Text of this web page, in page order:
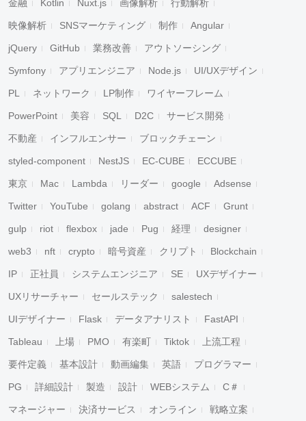
金融 Kotlin Nuxt.js 画像解析 行動解析
映像解析 SNSマーケティング 制作 Angular
jQuery GitHub 業務改善 アウトソーシング
Symfony アプリエンジニア Node.js UI/UXデザイン
PL ネットワーク LP制作 ワイヤーフレーム
PowerPoint 美容 SQL D2C サービス開発
不動産 インフルエンサー ブロックチェーン
styled-component NestJS EC-CUBE ECCUBE
東京 Mac Lambda リーダー google Adsense
Twitter YouTube golang abstract ACF Grunt
gulp riot flexbox jade Pug 経理 designer
web3 nft crypto 暗号資産 クリプト Blockchain
IP 正社員 システムエンジニア SE UXデザイナー
UXリサーチャー セールステック salestech
UIデザイナー Flask データアナリスト FastAPI
Tableau 上場 PMO 有楽町 Tiktok 上流工程
要件定義 基本設計 動画編集 英語 プログラマー
PG 詳細設計 製造 設計 WEBシステム C＃
マネージャー 決済サービス オンライン 戦略立案